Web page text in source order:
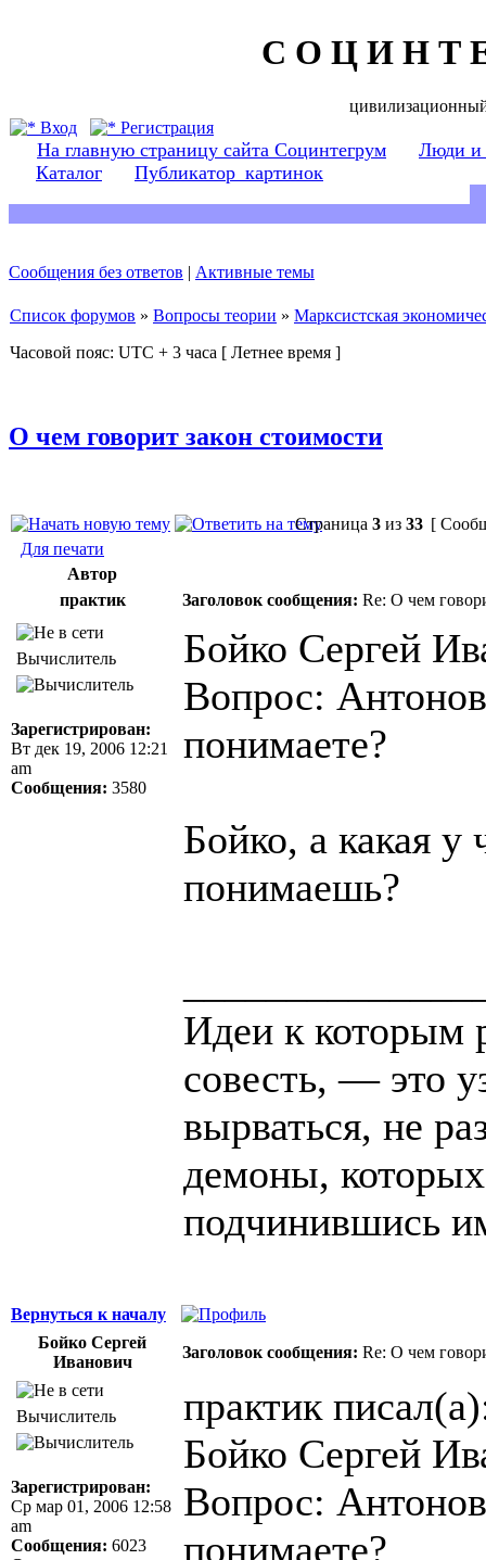
С О Ц И Н Т
Вход
Регистрация
На главную страницу сайта Социнтегрум
Люди и
Каталог
Публикатор_картинок
Сообщения без ответов | Активные темы
Список форумов » Вопросы теории » Марксистская
Часовой пояс: UTC + 3 часа [ Летнее время ]
О чем говорит закон стоимости
Страница 3 из 33 [
Для печати
Автор
практик
Заголовок сообщения: Re: О чем
Вычислитель
Зарегистрирован:
Вт дек 19, 2006 12:21
am
Сообщения: 3580
Бойко Сергей
Вопрос:
понимаете?
Бойко, а какая у
понимаешь?
Идеи к которым
совесть, — это
вырваться, не
демоны,
подчинившись
Вернуться к началу
Бойко Сергей
Иванович
Заголовок сообщения: Re: О чем
Вычислитель
Зарегистрирован:
Ср мар 01, 2006 12:58
am
Сообщения: 6023
практик
Бойко Сергей
Вопрос:
понимаете?